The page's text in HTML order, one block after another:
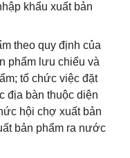
khẩu xuất bản
theo quy định của
phẩm lưu chiểu và
tổ chức việc đặt
địa bàn thuộc diện
hội chợ xuất bản
bản phẩm ra nước